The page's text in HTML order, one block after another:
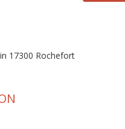
17300 Rochefort